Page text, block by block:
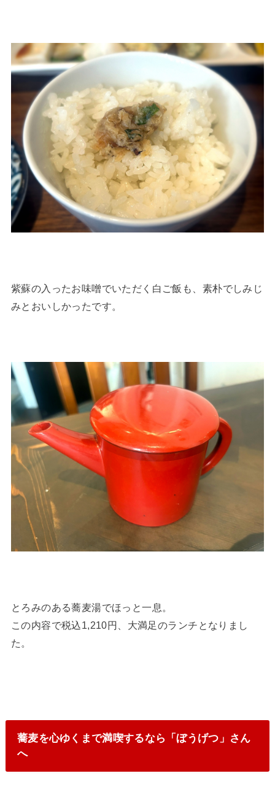
紫蘇の入ったお味噌でいただく白ご飯も、素朴でしみじ
みとおいしかったです。
とろみのある蕎麦湯でほっと一息。
この内容で税込1,210円、大満足のランチとなりまし
た。
蕎麦を心ゆくまで満喫するなら「ぼうげつ」さん
へ